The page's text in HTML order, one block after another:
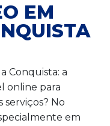
EM
Conquista: a
online para
No
em